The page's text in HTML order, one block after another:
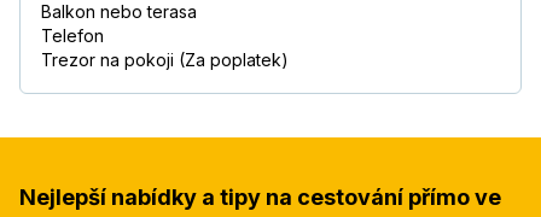
Balkon nebo terasa
Telefon
Trezor na pokoji (Za poplatek)
Nejlepší nabídky a tipy na cestování přímo ve